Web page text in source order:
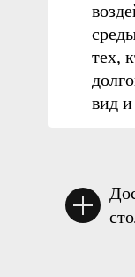
тех,
вид и